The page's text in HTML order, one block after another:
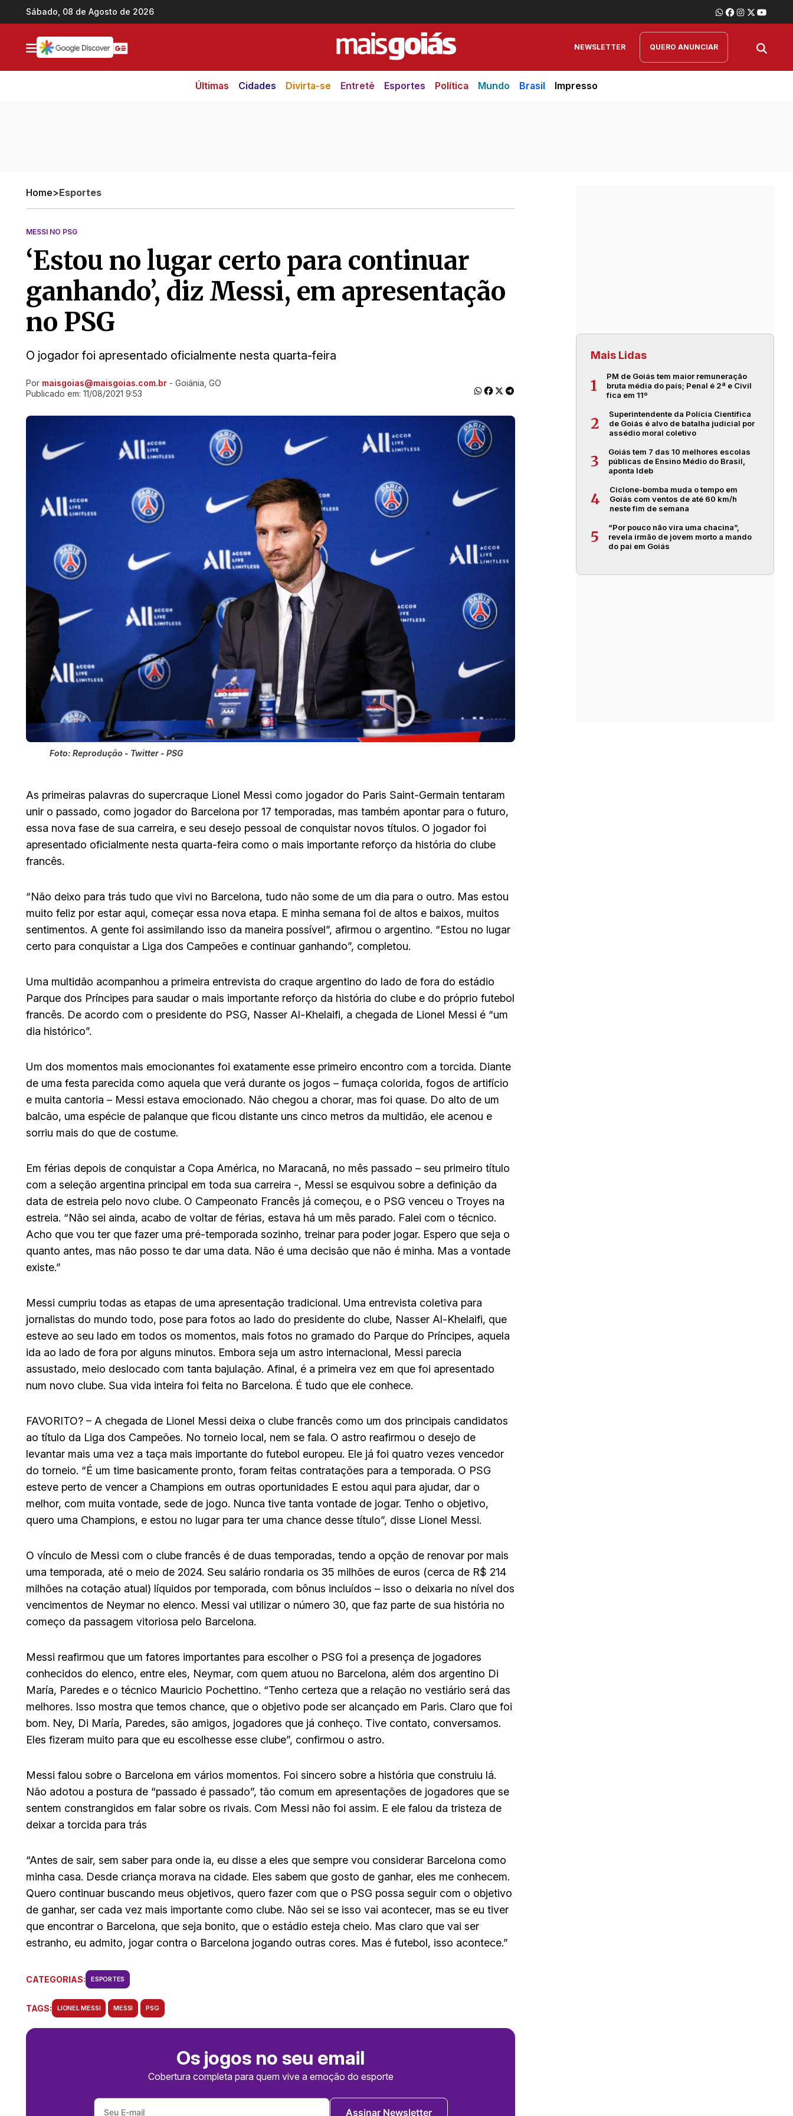
Ir direto pro conteúdo
Sábado, 08 de Agosto de 2026
NEWSLETTER QUERO ANUNCIAR
Últimas Cidades Divirta-se Entretê Esportes Política Mundo Brasil Impresso
Home>Esportes
MESSI NO PSG
‘Estou no lugar certo para continuar
ganhando’, diz Messi, em apresentação
no PSG
O jogador foi apresentado oficialmente nesta quarta-feira
Ir direto pra matéria
Por maisgoias@maisgoias.com.br - Goiânia, GO
Publicado em: 11/08/2021 9:53
Foto: Reprodução - Twitter - PSG
As primeiras palavras do supercraque Lionel Messi como jogador do Paris Saint-Germain tentaram
unir o passado, como jogador do Barcelona por 17 temporadas, mas também apontar para o futuro,
essa nova fase de sua carreira, e seu desejo pessoal de conquistar novos títulos. O jogador foi
apresentado oficialmente nesta quarta-feira como o mais importante reforço da história do clube
francês.
“Não deixo para trás tudo que vivi no Barcelona, tudo não some de um dia para o outro. Mas estou
muito feliz por estar aqui, começar essa nova etapa. E minha semana foi de altos e baixos, muitos
sentimentos. A gente foi assimilando isso da maneira possível”, afirmou o argentino. “Estou no lugar
certo para conquistar a Liga dos Campeões e continuar ganhando”, completou.
Uma multidão acompanhou a primeira entrevista do craque argentino do lado de fora do estádio
Parque dos Príncipes para saudar o mais importante reforço da história do clube e do próprio futebol
francês. De acordo com o presidente do PSG, Nasser Al-Khelaifi, a chegada de Lionel Messi é “um
dia histórico”.
Um dos momentos mais emocionantes foi exatamente esse primeiro encontro com a torcida. Diante
de uma festa parecida como aquela que verá durante os jogos – fumaça colorida, fogos de artifício
e muita cantoria – Messi estava emocionado. Não chegou a chorar, mas foi quase. Do alto de um
balcão, uma espécie de palanque que ficou distante uns cinco metros da multidão, ele acenou e
sorriu mais do que de costume.
Em férias depois de conquistar a Copa América, no Maracanã, no mês passado – seu primeiro título
com a seleção argentina principal em toda sua carreira -, Messi se esquivou sobre a definição da
data de estreia pelo novo clube. O Campeonato Francês já começou, e o PSG venceu o Troyes na
estreia. “Não sei ainda, acabo de voltar de férias, estava há um mês parado. Falei com o técnico.
Acho que vou ter que fazer uma pré-temporada sozinho, treinar para poder jogar. Espero que seja o
quanto antes, mas não posso te dar uma data. Não é uma decisão que não é minha. Mas a vontade
existe.”
Messi cumpriu todas as etapas de uma apresentação tradicional. Uma entrevista coletiva para
jornalistas do mundo todo, pose para fotos ao lado do presidente do clube, Nasser Al-Khelaifi, que
esteve ao seu lado em todos os momentos, mais fotos no gramado do Parque do Príncipes, aquela
ida ao lado de fora por alguns minutos. Embora seja um astro internacional, Messi parecia
assustado, meio deslocado com tanta bajulação. Afinal, é a primeira vez em que foi apresentado
num novo clube. Sua vida inteira foi feita no Barcelona. É tudo que ele conhece.
FAVORITO? – A chegada de Lionel Messi deixa o clube francês como um dos principais candidatos
ao título da Liga dos Campeões. No torneio local, nem se fala. O astro reafirmou o desejo de
levantar mais uma vez a taça mais importante do futebol europeu. Ele já foi quatro vezes vencedor
do torneio. “É um time basicamente pronto, foram feitas contratações para a temporada. O PSG
esteve perto de vencer a Champions em outras oportunidades E estou aqui para ajudar, dar o
melhor, com muita vontade, sede de jogo. Nunca tive tanta vontade de jogar. Tenho o objetivo,
quero uma Champions, e estou no lugar para ter uma chance desse título”, disse Lionel Messi.
O vínculo de Messi com o clube francês é de duas temporadas, tendo a opção de renovar por mais
uma temporada, até o meio de 2024. Seu salário rondaria os 35 milhões de euros (cerca de R$ 214
milhões na cotação atual) líquidos por temporada, com bônus incluídos – isso o deixaria no nível dos
vencimentos de Neymar no elenco. Messi vai utilizar o número 30, que faz parte de sua história no
começo da passagem vitoriosa pelo Barcelona.
Messi reafirmou que um fatores importantes para escolher o PSG foi a presença de jogadores
conhecidos do elenco, entre eles, Neymar, com quem atuou no Barcelona, além dos argentino Di
María, Paredes e o técnico Mauricio Pochettino. “Tenho certeza que a relação no vestiário será das
melhores. Isso mostra que temos chance, que o objetivo pode ser alcançado em Paris. Claro que foi
bom. Ney, Di María, Paredes, são amigos, jogadores que já conheço. Tive contato, conversamos.
Eles fizeram muito para que eu escolhesse esse clube”, confirmou o astro.
Messi falou sobre o Barcelona em vários momentos. Foi sincero sobre a história que construiu lá.
Não adotou a postura de “passado é passado”, tão comum em apresentações de jogadores que se
sentem constrangidos em falar sobre os rivais. Com Messi não foi assim. E ele falou da tristeza de
deixar a torcida para trás
“Antes de sair, sem saber para onde ia, eu disse a eles que sempre vou considerar Barcelona como
minha casa. Desde criança morava na cidade. Eles sabem que gosto de ganhar, eles me conhecem.
Quero continuar buscando meus objetivos, quero fazer com que o PSG possa seguir com o objetivo
de ganhar, ser cada vez mais importante como clube. Não sei se isso vai acontecer, mas se eu tiver
que encontrar o Barcelona, que seja bonito, que o estádio esteja cheio. Mas claro que vai ser
estranho, eu admito, jogar contra o Barcelona jogando outras cores. Mas é futebol, isso acontece.”
CATEGORIAS: ESPORTES
TAGS: LIONEL MESSI MESSI PSG
Os jogos no seu email
Cobertura completa para quem vive a emoção do esporte
Assinar Newsletter
Mais Lidas
1
PM de Goiás tem maior remuneração
bruta média do país; Penal é 2ª e Civil
fica em 11º
2
Superintendente da Polícia Científica
de Goiás é alvo de batalha judicial por
assédio moral coletivo
3
Goiás tem 7 das 10 melhores escolas
públicas de Ensino Médio do Brasil,
aponta Ideb
4
Ciclone-bomba muda o tempo em
Goiás com ventos de até 60 km/h
neste fim de semana
5
“Por pouco não vira uma chacina”,
revela irmão de jovem morto a mando
do pai em Goiás